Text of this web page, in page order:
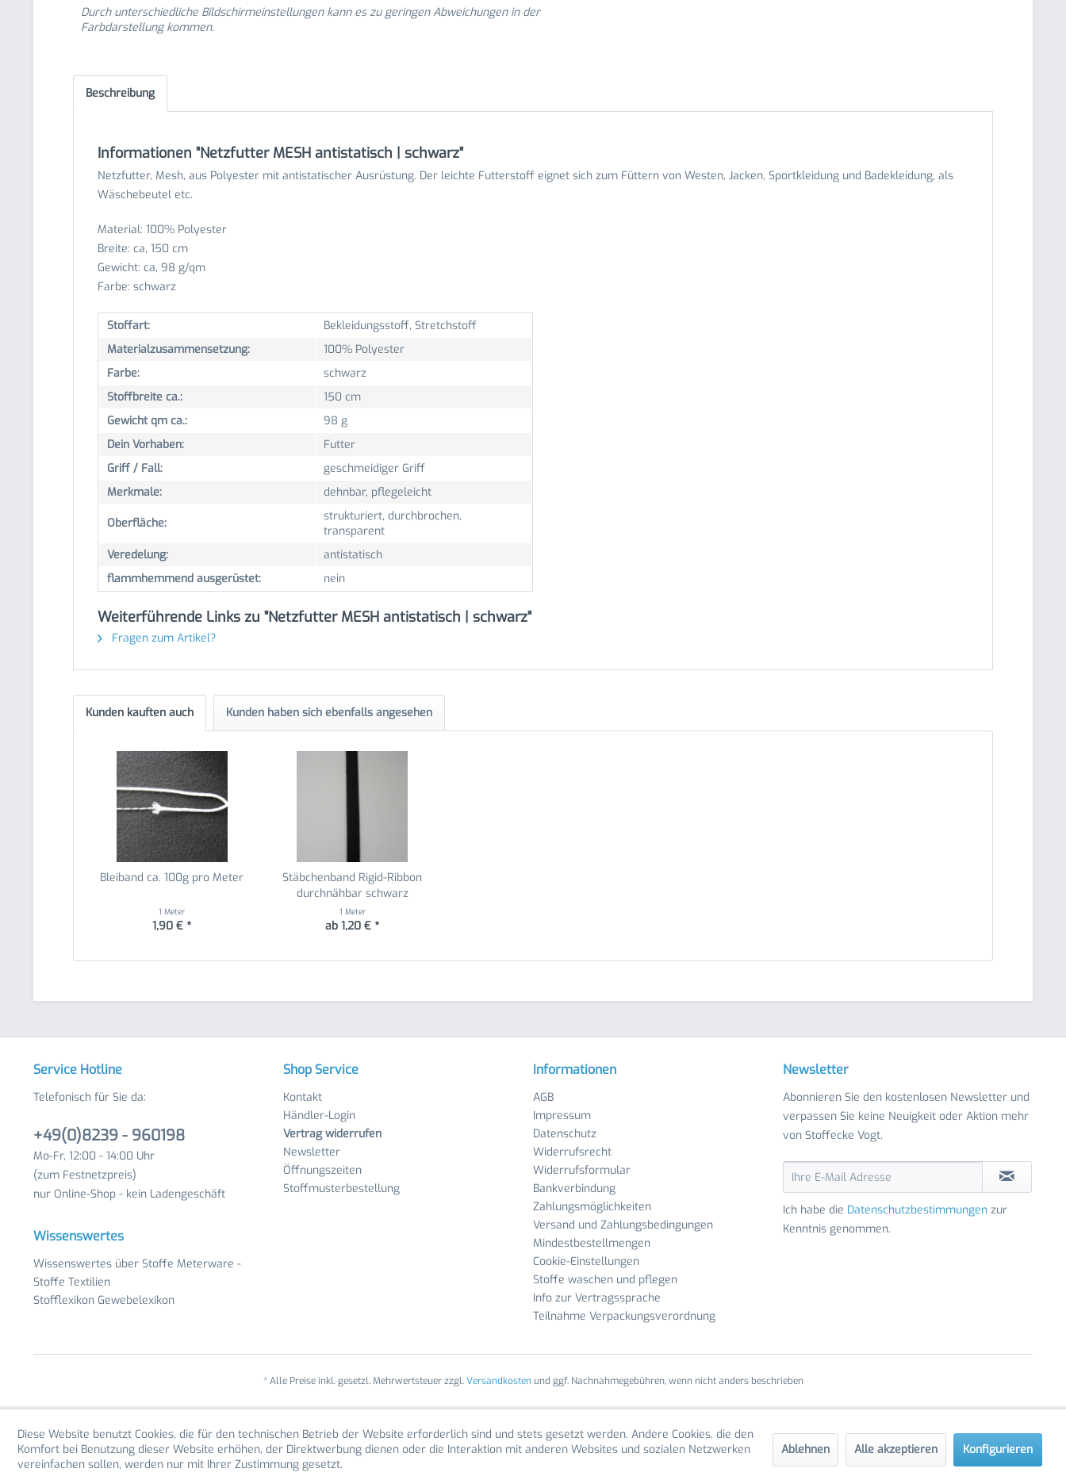
Durch unterschiedliche Bildschirmeinstellungen kann es zu geringen Abweichungen in der
Farbdarstellung kommen.
Beschreibung
Informationen "Netzfutter MESH antistatisch | schwarz"
Netzfutter, Mesh, aus Polyester mit antistatischer Ausrüstung. Der leichte Futterstoff eignet sich zum Füttern von Westen, Jacken, Sportkleidung und Badekleidung, als
Wäschebeutel etc.
Material: 100% Polyester
Breite: ca, 150 cm
Gewicht: ca, 98 g/qm
Farbe: schwarz
Stoffart:
Bekleidungsstoff, Stretchstoff
Materialzusammensetzung:
100% Polyester
Farbe:
schwarz
Stoffbreite ca.:
150 cm
Gewicht qm ca.:
98 g
Dein Vorhaben:
Futter
Griff / Fall:
geschmeidiger Griff
Merkmale:
dehnbar, pflegeleicht
Oberfläche:
strukturiert, durchbrochen,
transparent
Veredelung:
antistatisch
flammhemmend ausgerüstet:
nein
Weiterführende Links zu "Netzfutter MESH antistatisch | schwarz"
Fragen zum Artikel?
Kunden kauften auch Kunden haben sich ebenfalls angesehen
Bleiband ca. 100g pro Meter
1 Meter
1,90 € *
Stäbchenband Rigid-Ribbon
durchnähbar schwarz
1 Meter
ab 1,20 € *
Service Hotline
Telefonisch für Sie da:
+49(0)8239 - 960198
Mo-Fr, 12:00 - 14:00 Uhr
(zum Festnetzpreis)
nur Online-Shop - kein Ladengeschäft
Wissenswertes
Wissenswertes über Stoffe Meterware -
Stoffe Textilien
Stofflexikon Gewebelexikon
Shop Service
Kontakt
Händler-Login
Vertrag widerrufen
Newsletter
Öffnungszeiten
Stoffmusterbestellung
Informationen
AGB
Impressum
Datenschutz
Widerrufsrecht
Widerrufsformular
Bankverbindung
Zahlungsmöglichkeiten
Versand und Zahlungsbedingungen
Mindestbestellmengen
Cookie-Einstellungen
Stoffe waschen und pflegen
Info zur Vertragssprache
Teilnahme Verpackungsverordnung
Newsletter
Abonnieren Sie den kostenlosen Newsletter und
verpassen Sie keine Neuigkeit oder Aktion mehr
von Stoffecke Vogt.
Ich habe die Datenschutzbestimmungen zur
Kenntnis genommen.
* Alle Preise inkl. gesetzl. Mehrwertsteuer zzgl.Versandkostenund ggf. Nachnahmegebühren, wenn nicht anders beschrieben
Diese Website benutzt Cookies, die für den technischen Betrieb der Website erforderlich sind und stets gesetzt werden. Andere Cookies, die den
Komfort bei Benutzung dieser Website erhöhen, der Direktwerbung dienen oder die Interaktion mit anderen Websites und sozialen Netzwerken
vereinfachen sollen, werden nur mit Ihrer Zustimmung gesetzt.
Ablehnen Alle akzeptieren Konfigurieren